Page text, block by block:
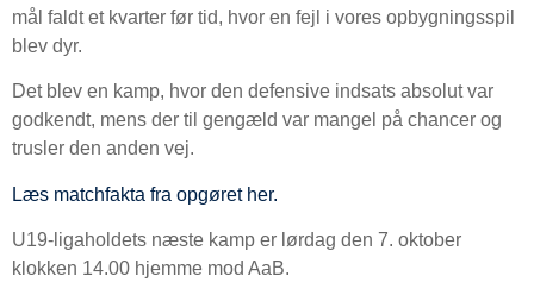
mål faldt et kvarter før tid, hvor en fejl i vores opbygningsspil
blev dyr.
Det blev en kamp, hvor den defensive indsats absolut var
godkendt, mens der til gengæld var mangel på chancer og
trusler den anden vej.
Læs matchfakta fra opgøret her.
U19-ligaholdets næste kamp er lørdag den 7. oktober
klokken 14.00 hjemme mod AaB.